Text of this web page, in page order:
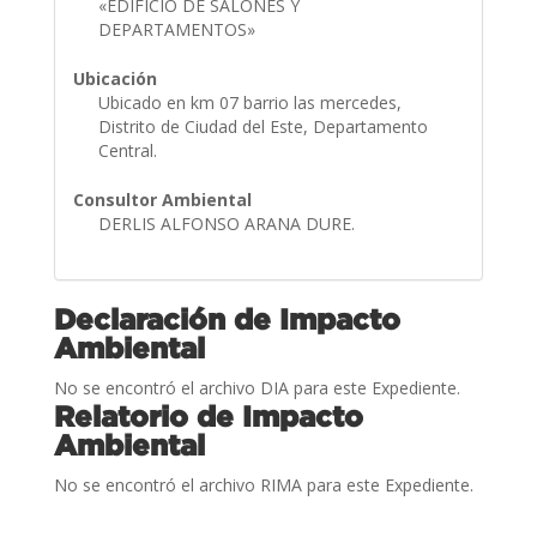
«EDIFICIO DE SALONES Y
DEPARTAMENTOS»
Ubicación
Ubicado en km 07 barrio las mercedes,
Distrito de Ciudad del Este, Departamento
Central.
Consultor Ambiental
DERLIS ALFONSO ARANA DURE.
Declaración de Impacto
Ambiental
No se encontró el archivo DIA para este Expediente.
Relatorio de Impacto
Ambiental
No se encontró el archivo RIMA para este Expediente.